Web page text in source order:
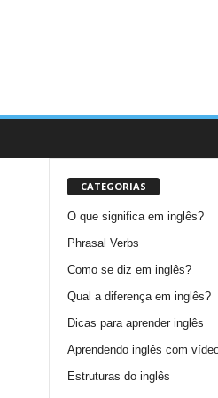
CATEGORIAS
O que significa em inglês?
Phrasal Verbs
Como se diz em inglês?
Qual a diferença em inglês?
Dicas para aprender inglês
Aprendendo inglês com
Estruturas do inglês